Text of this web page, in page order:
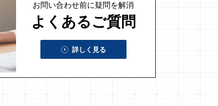
お問い合わせ前に疑問を解消
よくあるご質問
詳しく見る